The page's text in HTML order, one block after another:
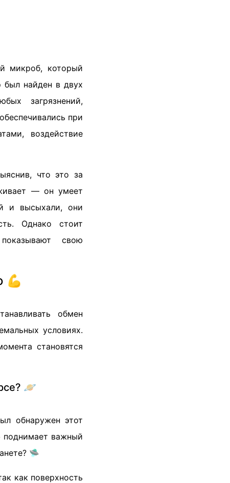
микроб, который
был найден в двух
загрязнений,
при
воздействие
что это за
— он умеет
и высыхали, они
Однако стоит
свою
💪
обмен
условиях.
становятся
🪐
обнаружен этот
поднимает важный
🛸
как поверхность